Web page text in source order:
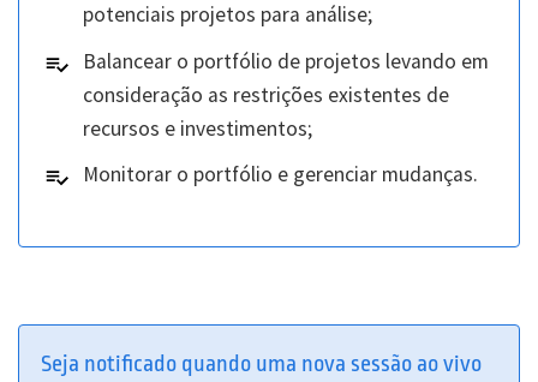
potenciais projetos para análise;
Balancear o portfólio de projetos levando em
consideração as restrições existentes de
recursos e investimentos;
Monitorar o portfólio e gerenciar mudanças.
Seja notificado quando uma nova sessão ao vivo